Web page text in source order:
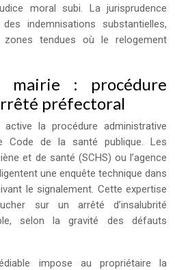
moral subi. La jurisprudence
indemnisations substantielles,
zones tendues où le relogement
mairie : procédure
préfectoral
la procédure administrative
Code de la santé publique. Les
et de santé (SCHS) ou l’agence
une enquête technique dans
le signalement. Cette expertise
sur un arrêté d’insalubrité
selon la gravité des défauts
impose au propriétaire la